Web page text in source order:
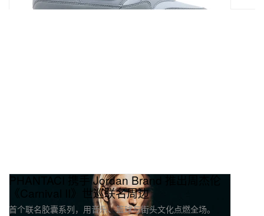
PHANTACI 携手 Jordan Brand 推出周杰伦
《Carnival II》世巡联名周边
首个联名胶囊系列，用音乐、篮球与街头文化点燃全场。